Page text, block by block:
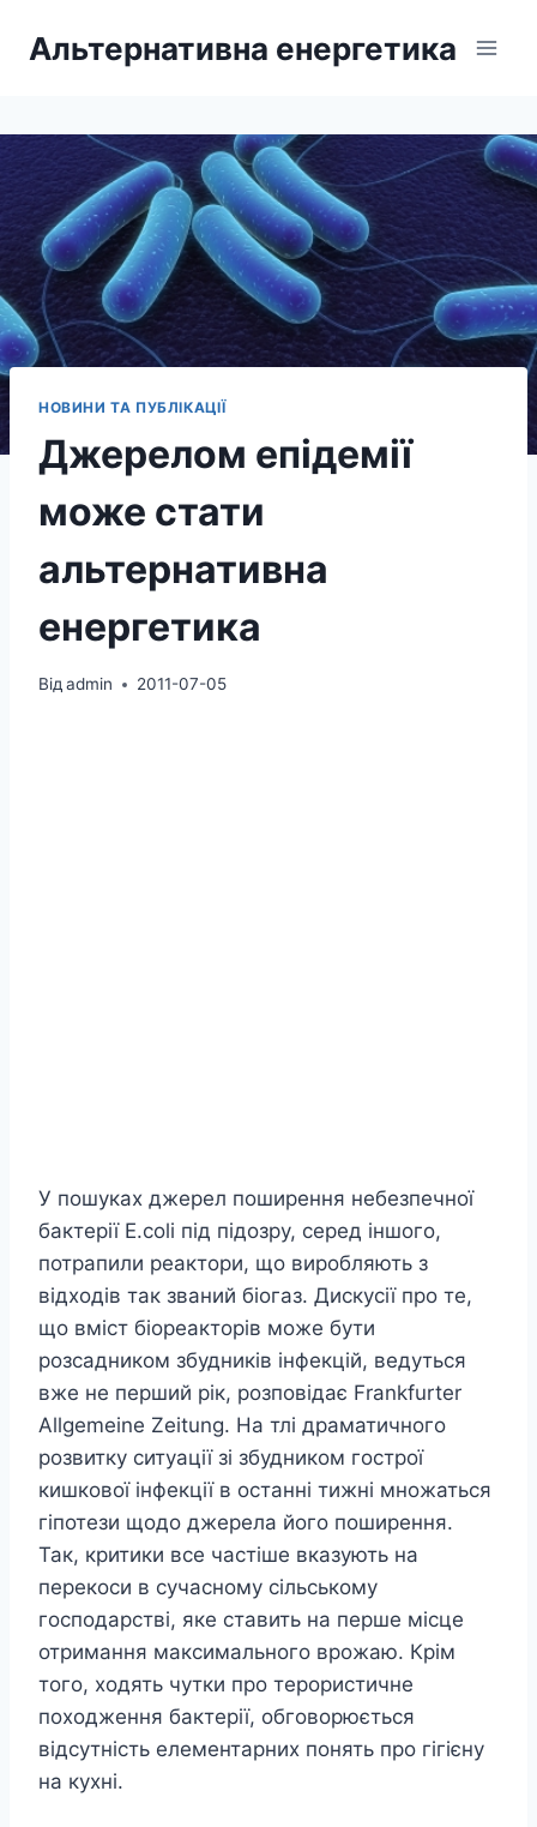
Альтернативна енергетика
НОВИНИ ТА ПУБЛІКАЦІЇ
Джерелом епідемії
може стати
альтернативна
енергетика
Від admin 2011-07-05
У пошуках джерел поширення небезпечної
бактерії E.coli під підозру, серед іншого,
потрапили реактори, що виробляють з
відходів так званий біогаз. Дискусії про те,
що вміст біореакторів може бути
розсадником збудників інфекцій, ведуться
вже не перший рік, розповідає Frankfurter
Allgemeine Zeitung. На тлі драматичного
розвитку ситуації зі збудником гострої
кишкової інфекції в останні тижні множаться
гіпотези щодо джерела його поширення.
Так, критики все частіше вказують на
перекоси в сучасному сільському
господарстві, яке ставить на перше місце
отримання максимального врожаю. Крім
того, ходять чутки про терористичне
походження бактерії, обговорюється
відсутність елементарних понять про гігієну
на кухні.